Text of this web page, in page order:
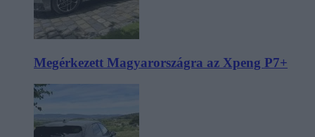
Megérkezett Magyarországra az Xpeng P7+